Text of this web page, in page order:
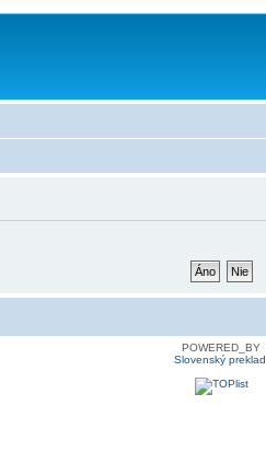
POWERED_BY
Slovenský preklad